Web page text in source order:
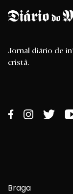
Jornal diário de
cristã.
Braga